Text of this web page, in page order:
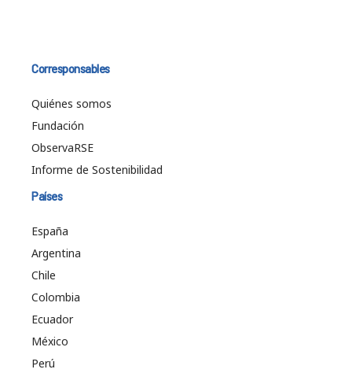
Corresponsables
Quiénes somos
Fundación
ObservaRSE
Informe de Sostenibilidad
Países
España
Argentina
Chile
Colombia
Ecuador
México
Perú